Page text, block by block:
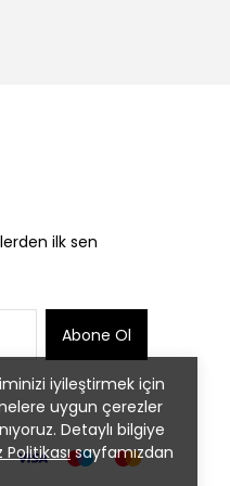
iyileştirmek için
uygun çerezler
Detaylı bilgiye
sayfamızdan
ilk sen
Abone Ol